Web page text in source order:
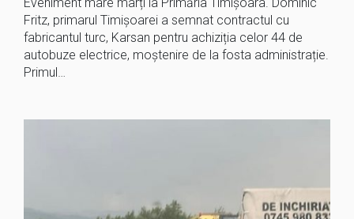
Fritz, primarul Timișoarei a semnat contractul cu
fabricantul turc, Karsan pentru achiziția celor 44 de
autobuze electrice, moștenire de la fosta administrație.
Primul…